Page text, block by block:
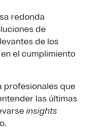
redonda
de
de los
el cumplimiento
profesionales que
las últimas
insights